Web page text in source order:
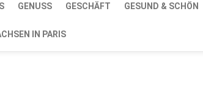
GENUSS GESCHÄFT GESUND & SCHÖN
IN PARIS